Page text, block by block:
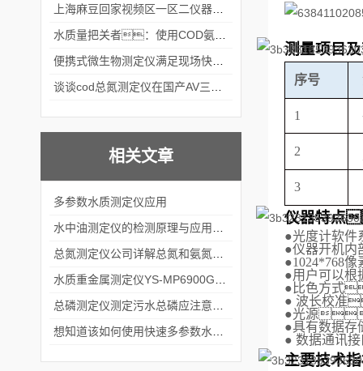
相关文章
多参数水质测定仪应用
测量项目
序号
1
2
3
仪器特
●光度计软
●仪器开机内
●1024*768像
●用户可以根
● 比色方式
● 波长校准
●光源
●具有数据
● 数据通讯
主要技术